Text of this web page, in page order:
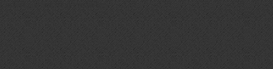
Cookie-Zustimmung verwalten